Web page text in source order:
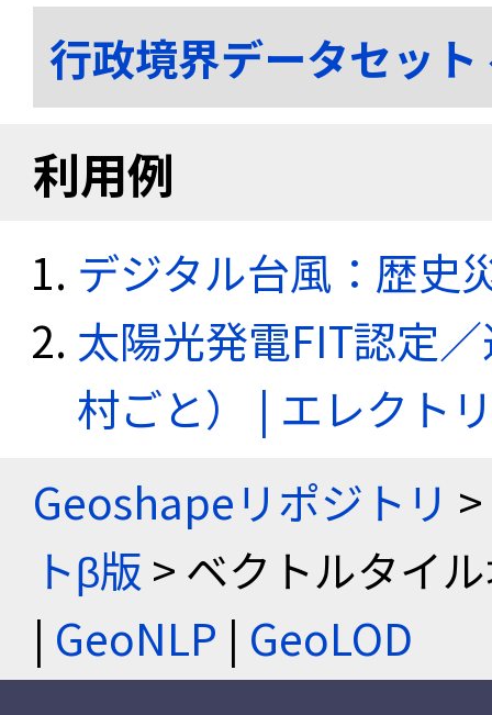
行政境界データセッ
利用例
デジタル台風：歴史
太陽光発電FIT認定
村ごと） | エレクト
Geoshapeリポジトリ >
トβ版 > ベクトルタイ
| GeoNLP | GeoLOD